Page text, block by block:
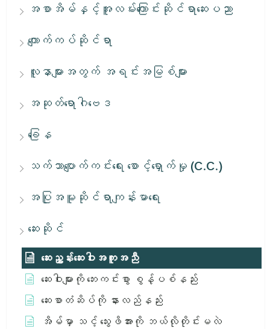
အစာအိမ်နှင့်အူလမ်းကြောင်းဆိုင်ရာဆေးပညာ
ကျောက်ကပ်ဆိုင်ရာ
လူနာများအတွက် အရင်းအမြစ်များ
အဆုတ်ရောဂါဗေဒ
ခြေန
သက်သာပျောက်ကင်းရေး စောင့်ရှောက်မှု (C.C.)
အပြုအမူဆိုင်ရာကျန်းမာရေး
ဆေးဆိုင်
ဆေးညွှန်းဆေးဝါးအကူအညီ
ဆေးဝါးများကို ဘေးကင်းစွာ စွန့်ပစ်နည်း
ဆေးစာတံဆိပ်ကို နားလည်နည်း
အိမ်မှာ သင့် သွေးဖိအားကို ဘယ်လိုတိုင်းမလဲ